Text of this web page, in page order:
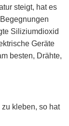
steigt, hat es
Begegnungen
Siliziumdioxid
Geräte
besten, Drähte,
kleben, so hat